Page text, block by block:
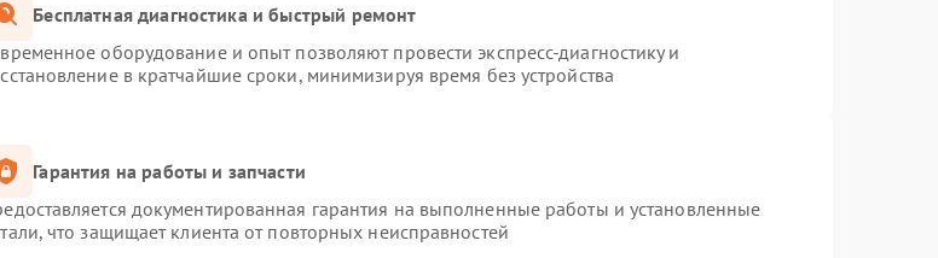
Бесплатная диагностика и быстрый ремонт
оборудование и опыт позволяют провести экспресс-диагностику и
в кратчайшие сроки, минимизируя время без устройства
Гарантия на работы и запчасти
документированная гарантия на выполненные работы и установленные
что защищает клиента от повторных неисправностей